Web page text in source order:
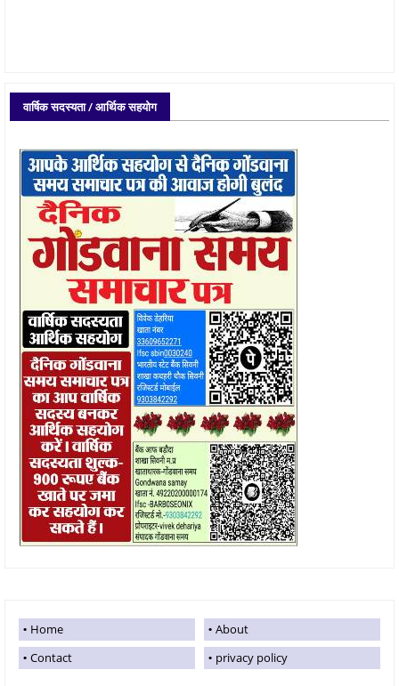
वार्षिक सदस्यता / आर्थिक सहयोग
Home
About
Contact
privacy policy